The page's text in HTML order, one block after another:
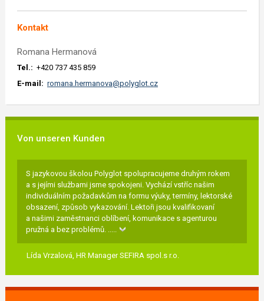
Kontakt
Romana Hermanová
Tel.: +420 737 435 859
E-mail: romana.hermanova@polyglot.cz
Von unseren Kunden
S jazykovou školou Polyglot spolupracujeme druhým rokem
a s jejími službami jsme spokojeni. Vychází vstříc našim
individuálním požadavkům na formu výuky, termíny, lektorské
obsazení, způsob vykazování. Lektoři jsou kvalifikovaní
a našimi zaměstnanci oblíbení, komunikace s agenturou
pružná a bez problémů. .....
Lída Vrzalová, HR Manager SEFIRA spol.s r.o.